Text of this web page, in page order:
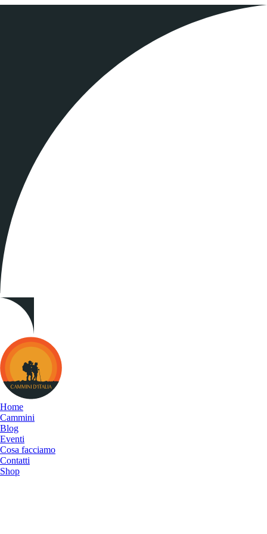
Cammini
d&#039;Italia
Home
Cammini
Blog
Eventi
Cosa facciamo
Contatti
Shop